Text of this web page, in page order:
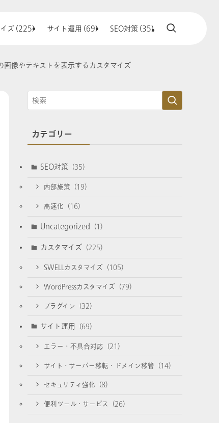
イズ (225) サイト運用 (69) SEO対策 (35)
像やテキストを表示するカスタマイズ
カテゴリー
SEO対策 (35)
内部施策 (19)
高速化 (16)
Uncategorized (1)
カスタマイズ (225)
SWELLカスタマイズ (105)
WordPressカスタマイズ (79)
プラグイン (32)
サイト運用 (69)
エラー・不具合対応 (21)
サイト・サーバー移転・ドメイン移管 (14)
セキュリティ強化 (8)
便利ツール・サービス (26)